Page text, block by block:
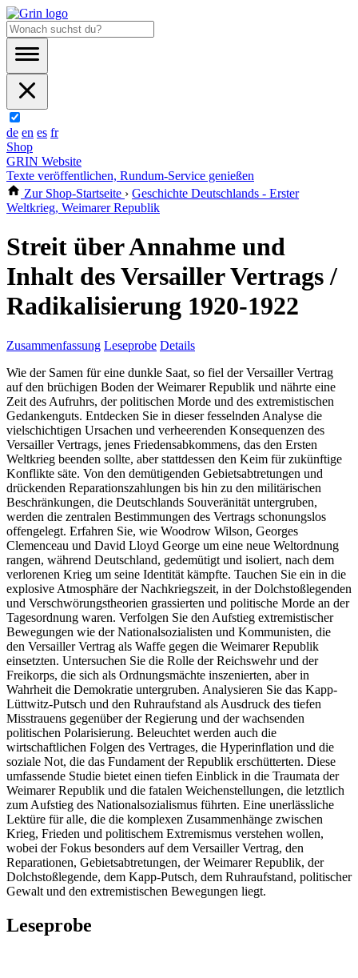
de en es fr
Shop
GRIN Website
Texte veröffentlichen, Rundum-Service genießen
Zur Shop-Startseite › Geschichte Deutschlands - Erster
Weltkrieg, Weimarer Republik
Streit über Annahme und
Inhalt des Versailler Vertrags /
Radikalisierung 1920-1922
Zusammenfassung Leseprobe Details
Wie der Samen für eine dunkle Saat, so fiel der Versailler Vertrag
auf den brüchigen Boden der Weimarer Republik und nährte eine
Zeit des Aufruhrs, der politischen Morde und des extremistischen
Gedankenguts. Entdecken Sie in dieser fesselnden Analyse die
vielschichtigen Ursachen und verheerenden Konsequenzen des
Versailler Vertrags, jenes Friedensabkommens, das den Ersten
Weltkrieg beenden sollte, aber stattdessen den Keim für zukünftige
Konflikte säte. Von den demütigenden Gebietsabtretungen und
drückenden Reparationszahlungen bis hin zu den militärischen
Beschränkungen, die Deutschlands Souveränität untergruben,
werden die zentralen Bestimmungen des Vertrags schonungslos
offengelegt. Erfahren Sie, wie Woodrow Wilson, Georges
Clemenceau und David Lloyd George um eine neue Weltordnung
rangen, während Deutschland, gedemütigt und isoliert, nach dem
verlorenen Krieg um seine Identität kämpfte. Tauchen Sie ein in die
explosive Atmosphäre der Nachkriegszeit, in der Dolchstoßlegenden
und Verschwörungstheorien grassierten und politische Morde an der
Tagesordnung waren. Verfolgen Sie den Aufstieg extremistischer
Bewegungen wie der Nationalsozialisten und Kommunisten, die
den Versailler Vertrag als Waffe gegen die Weimarer Republik
einsetzten. Untersuchen Sie die Rolle der Reichswehr und der
Freikorps, die sich als Ordnungsmächte inszenierten, aber in
Wahrheit die Demokratie untergruben. Analysieren Sie das Kapp-
Lüttwitz-Putsch und den Ruhraufstand als Ausdruck des tiefen
Misstrauens gegenüber der Regierung und der wachsenden
politischen Polarisierung. Beleuchtet werden auch die
wirtschaftlichen Folgen des Vertrages, die Hyperinflation und die
soziale Not, die das Fundament der Republik erschütterten. Diese
umfassende Studie bietet einen tiefen Einblick in die Traumata der
Weimarer Republik und die fatalen Weichenstellungen, die letztlich
zum Aufstieg des Nationalsozialismus führten. Eine unerlässliche
Lektüre für alle, die die komplexen Zusammenhänge zwischen
Krieg, Frieden und politischem Extremismus verstehen wollen,
wobei der Fokus besonders auf dem Versailler Vertrag, den
Reparationen, Gebietsabtretungen, der Weimarer Republik, der
Dolchstoßlegende, dem Kapp-Putsch, dem Ruhraufstand, politischer
Gewalt und den extremistischen Bewegungen liegt.
Leseprobe